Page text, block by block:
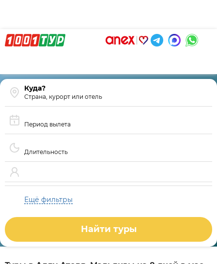
Страна, курорт или отель
Период вылета
Длительность
Ещё фильтры
Найти туры